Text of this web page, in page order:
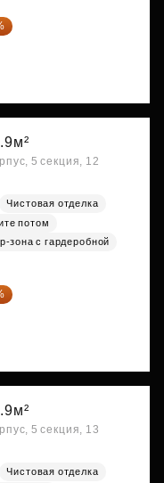
5 секция, 12
Чистовая отделка
потом
зона с гардеробной
5 секция, 13
Чистовая отделка